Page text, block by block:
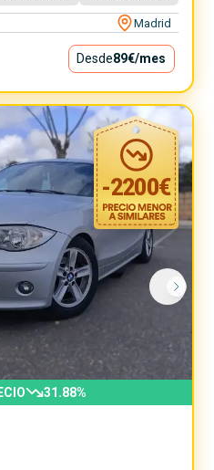
Madrid
Desde89€/mes
-2200€
31.88%